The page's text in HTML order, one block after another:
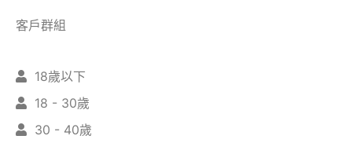
客戶群組
18歲以下
18 - 30歲
30 - 40歲